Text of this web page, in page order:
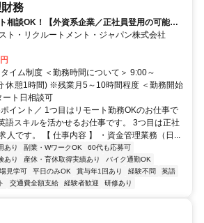
務
相談OK！【外資系企業／正社員登用の可能性
ート勤務OK】経理財務
ト・リクルートメント・ジャパン株式会社
イム制度 ＜勤務時間について＞ 9:00～
休憩1時間) ※残業月5～10時間程度 ＜勤務開始
ト日相談可
イント／ 1つ目はリモート勤務OKのお仕事で
語スキルを活かせるお仕事です。 3つ目は正社
人です。 【 仕事内容 】 ・資金管理業務（日...
あり 副業・WワークOK
60代も応募可
あり 産休・育休取得実績あり
バイク通勤OK
見学可 平日のみOK 賞与年1回あり 経験不問
英語
交通費全額支給 経験者歓迎 研修あり